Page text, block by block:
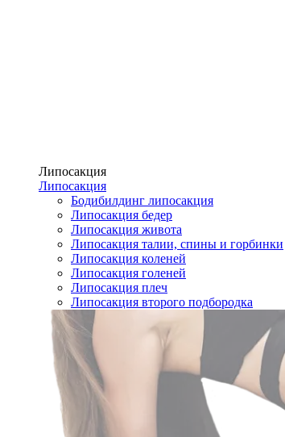
Липосакция
Липосакция
Бодибилдинг липосакция
Липосакция бедер
Липосакция живота
Липосакция талии, спины и горбинки
Липосакция коленей
Липосакция голеней
Липосакция плеч
Липосакция второго подбородка